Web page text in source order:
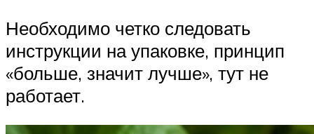
Необходимо четко следовать
инструкции на упаковке, принцип
«больше, значит лучше», тут не
работает.